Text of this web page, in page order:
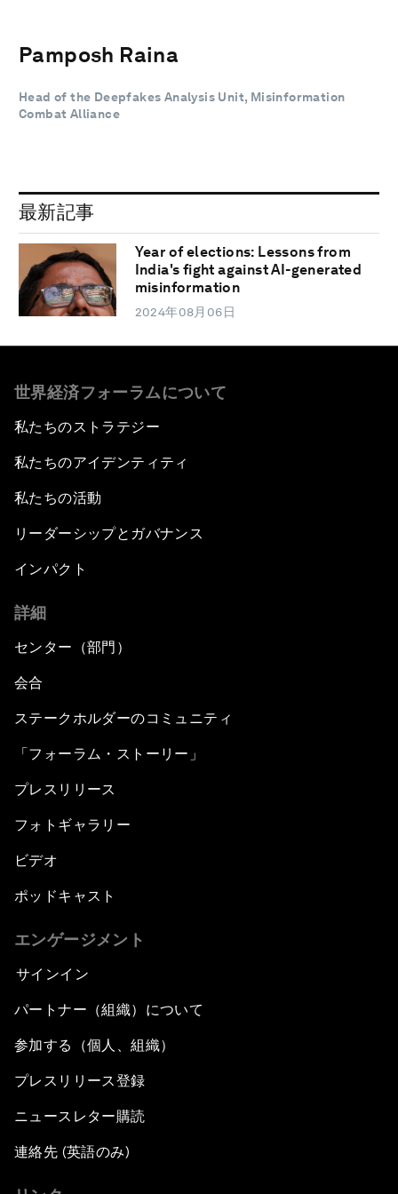
Pamposh Raina
Head of the Deepfakes Analysis Unit, Misinformation
Combat Alliance
最新記事
Year of elections: Lessons from
India's fight against AI-generated
misinformation
2024年08月06日
世界経済フォーラムについて
私たちのストラテジー
私たちのアイデンティティ
私たちの活動
リーダーシップとガバナンス
インパクト
詳細
センター（部門）
会合
ステークホルダーのコミュニティ
「フォーラム・ストーリー」
プレスリリース
フォトギャラリー
ビデオ
ポッドキャスト
エンゲージメント
サインイン
パートナー（組織）について
参加する（個人、組織）
プレスリリース登録
ニュースレター購読
連絡先 (英語のみ)